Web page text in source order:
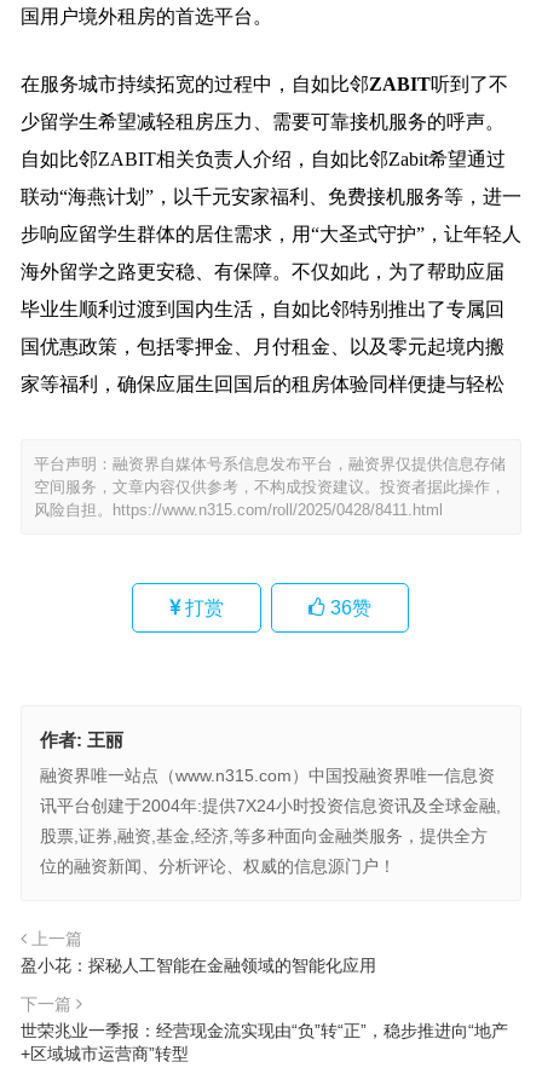
国用户境外租房的首选平台。
在服务城市持续拓宽的过程中，自如比邻ZABIT听到了不
少留学生希望减轻租房压力、需要可靠接机服务的呼声。
自如比邻ZABIT相关负责人介绍，自如比邻Zabit希望通过
联动“海燕计划”，以千元安家福利、免费接机服务等，进一
步响应留学生群体的居住需求，用“大圣式守护”，让年轻人
海外留学之路更安稳、有保障。不仅如此，为了帮助应届
毕业生顺利过渡到国内生活，自如比邻特别推出了专属回
国优惠政策，包括零押金、月付租金、以及零元起境内搬
家等福利，确保应届生回国后的租房体验同样便捷与轻松
平台声明：融资界自媒体号系信息发布平台，融资界仅提供信息存储
空间服务，文章内容仅供参考，不构成投资建议。投资者据此操作，
风险自担。
https://www.n315.com/roll/2025/0428/8411.html
打赏 36赞
作者: 王丽
融资界唯一站点（www.n315.com）中国投融资界唯一信息资
讯平台创建于2004年:提供7X24小时投资信息资讯及全球金融,
股票,证券,融资,基金,经济,等多种面向金融类服务，提供全方
位的融资新闻、分析评论、权威的信息源门户！
上一篇
盈小花：探秘人工智能在金融领域的智能化应用
下一篇
世荣兆业一季报：经营现金流实现由“负”转“正”，稳步推进向“地产
+区域城市运营商”转型